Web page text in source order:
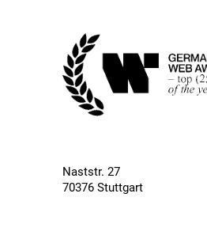
Naststr. 27
70376 Stuttgart